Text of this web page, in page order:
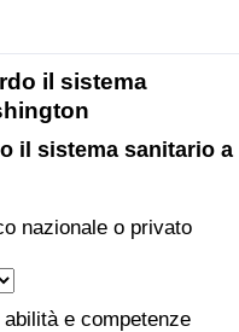
il sistema
il sistema sanitario a
nazionale o privato
e competenze
Nazione
Paese